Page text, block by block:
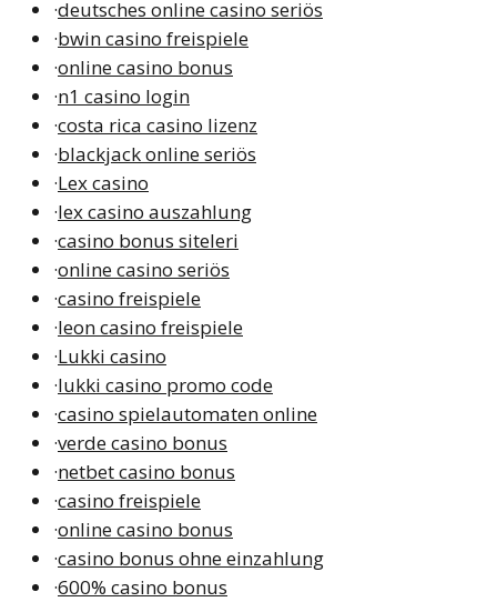
·deutsches online casino seriös
·bwin casino freispiele
·online casino bonus
·n1 casino login
·costa rica casino lizenz
·blackjack online seriös
·Lex casino
·lex casino auszahlung
·casino bonus siteleri
·online casino seriös
·casino freispiele
·leon casino freispiele
·Lukki casino
·lukki casino promo code
·casino spielautomaten online
·verde casino bonus
·netbet casino bonus
·casino freispiele
·online casino bonus
·casino bonus ohne einzahlung
·600% casino bonus